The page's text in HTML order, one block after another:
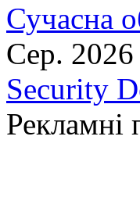
Сучасна
Сер. 2026
Security
Рекламні